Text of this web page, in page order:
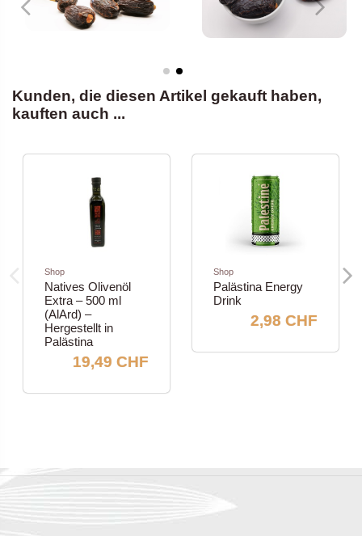
Kunden, die diesen Artikel gekauft haben,
kauften auch ...
Shop
Natives Olivenöl
Extra – 500 ml
(AlArd) –
Hergestellt in
Palästina
19,49 CHF
Shop
Palästina Energy
Drink
2,98 CHF